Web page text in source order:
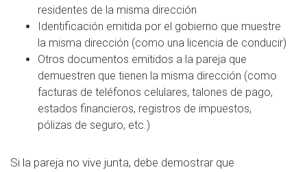
residentes de la misma dirección
Identificación emitida por el gobierno que muestre
la misma dirección (como una licencia de conducir)
Otros documentos emitidos a la pareja que
demuestren que tienen la misma dirección (como
facturas de teléfonos celulares, talones de pago,
estados financieros, registros de impuestos,
pólizas de seguro, etc.)
Si la pareja no vive junta, debe demostrar que